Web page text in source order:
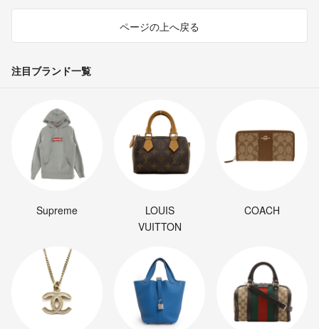
ページの上へ戻る
注目ブランド一覧
Supreme
LOUIS
VUITTON
COACH